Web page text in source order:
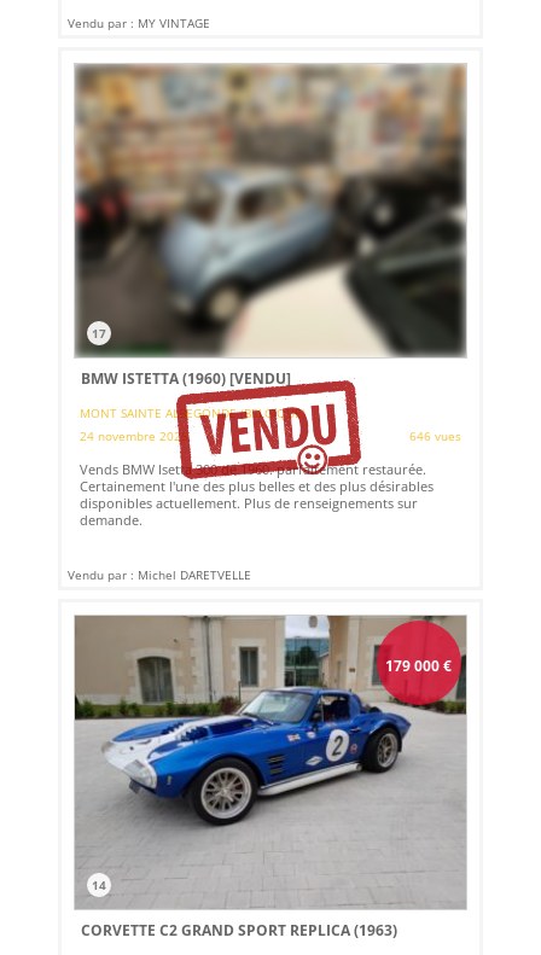
Vendu par : MY VINTAGE
17
BMW ISTETTA (1960)[VENDU]
MONT SAINTE ALBEGONDE (BELGIQUE)
24 novembre 2025
646 vues
Vends BMW Isetta 300 de 1960. parfaitement restaurée.
Certainement l'une des plus belles et des plus désirables
disponibles actuellement. Plus de renseignements sur
demande.
Vendu par : Michel DARETVELLE
179 000€
14
CORVETTE C2 GRAND SPORT REPLICA (1963)